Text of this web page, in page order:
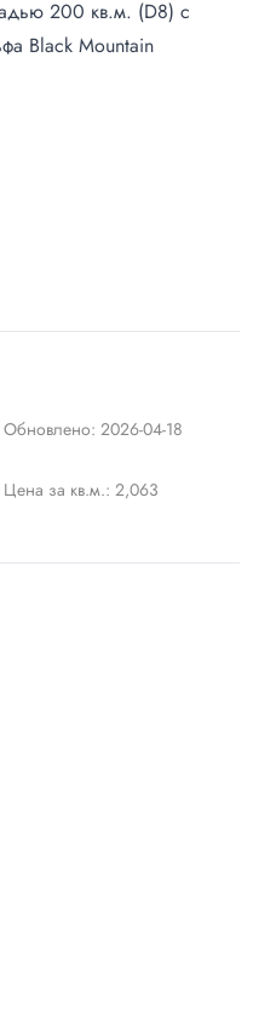
200 кв.м. (D8) с
Black Mountain
Обновлено: 2026-04-18
Цена за кв.м.: 2,063